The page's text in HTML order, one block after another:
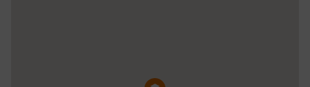
Pin de la carte